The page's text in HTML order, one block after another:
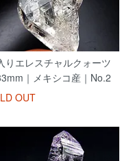
りエレスチャルクォーツ
｜メキシコ産｜No.2
OUT